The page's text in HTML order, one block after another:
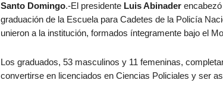
Santo Domingo.-El presidente Luis Abinader
graduación de la Escuela para Cadetes de la Policía
unieron a la institución, formados íntegramente bajo el
Los graduados, 53 masculinos y 11 femeninas,
convertirse en licenciados en Ciencias Policiales y ser